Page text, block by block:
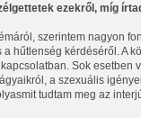
ezekről, míg
szerintem nagyon
hűtlenség kérdéséről. A
Sok esetben
a szexuális
tudtam meg az